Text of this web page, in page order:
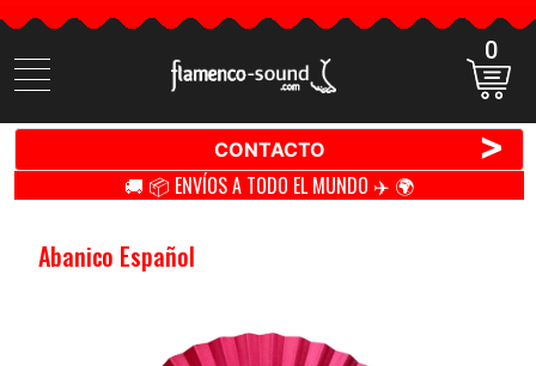
Buscar
productos
0
CONTACTO >
🚚 📦 ENVÍOS A TODO EL MUNDO ✈️ 🌍
Abanico Español